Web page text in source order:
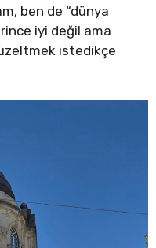
ben de “dünya
iyi değil ama
istedikçe